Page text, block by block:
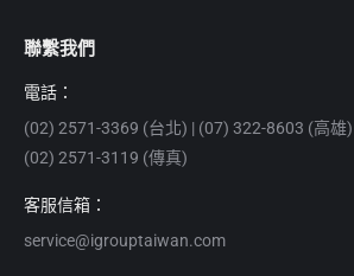
聯繫我們
電話：
(02) 2571-3369 (台北) | (07) 322-8603 (高雄)
(02) 2571-3119 (傳真)
客服信箱：
service@igrouptaiwan.com